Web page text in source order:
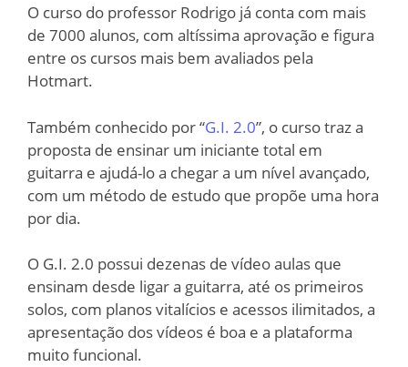
O curso do professor Rodrigo já conta com mais
de 7000 alunos, com altíssima aprovação e figura
entre os cursos mais bem avaliados pela
Hotmart.
Também conhecido por “G.I. 2.0”, o curso traz a
proposta de ensinar um iniciante total em
guitarra e ajudá-lo a chegar a um nível avançado,
com um método de estudo que propõe uma hora
por dia.
O G.I. 2.0 possui dezenas de vídeo aulas que
ensinam desde ligar a guitarra, até os primeiros
solos, com planos vitalícios e acessos ilimitados, a
apresentação dos vídeos é boa e a plataforma
muito funcional.